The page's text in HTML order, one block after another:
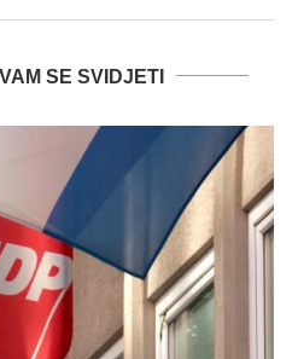
SE SVIDJETI